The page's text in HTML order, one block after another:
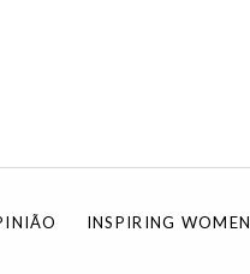
INSPIRING WOMEN